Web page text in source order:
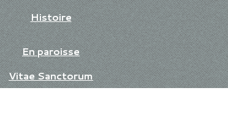
Histoire
En paroisse
Vitae Sanctorum